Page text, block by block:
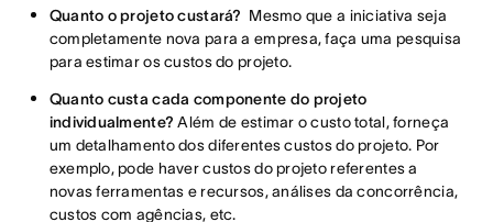
Quanto o projeto custará? Mesmo que a iniciativa seja
completamente nova para a empresa, faça uma pesquisa
para estimar os custos do projeto.
Quanto custa cada componente do projeto
individualmente? Além de estimar o custo total, forneça
um detalhamento dos diferentes custos do projeto. Por
exemplo, pode haver custos do projeto referentes a
novas ferramentas e recursos, análises da concorrência,
custos com agências, etc.